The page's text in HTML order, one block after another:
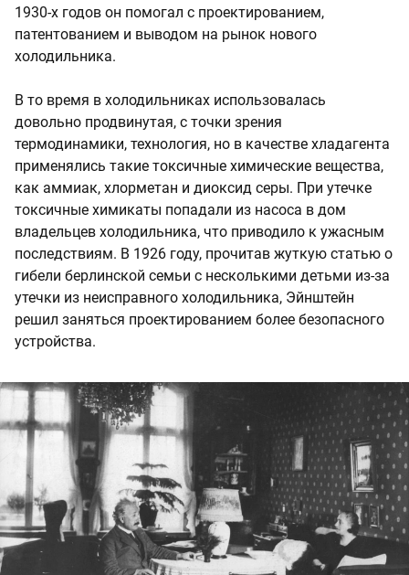
1930‑х годов он помогал с проектированием,
патентованием и выводом на рынок нового
холодильника.
В то время в холодильниках использовалась
довольно продвинутая, с точки зрения
термодинамики, технология, но в качестве хладагента
применялись такие токсичные химические вещества,
как аммиак, хлорметан и диоксид серы. При утечке
токсичные химикаты попадали из насоса в дом
владельцев холодильника, что приводило к ужасным
последствиям. В 1926 году, прочитав жуткую статью о
гибели берлинской семьи с несколькими детьми из‑за
утечки из неисправного холодильника, Эйнштейн
решил заняться проектированием более безопасного
устройства.